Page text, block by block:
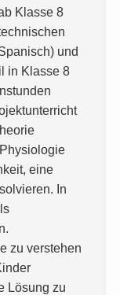
Klasse 8
und
in Klasse 8
eine
In
zu verstehen
Lösung zu